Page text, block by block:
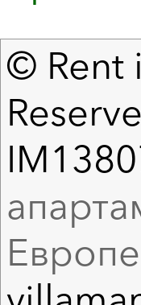
© Rent
Европе